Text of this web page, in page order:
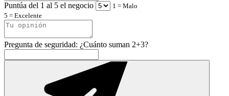
Puntúa del 1 al 5 el negocio
1 = Malo
5 = Excelente
Pregunta de seguridad: ¿Cuánto suman 2+3?